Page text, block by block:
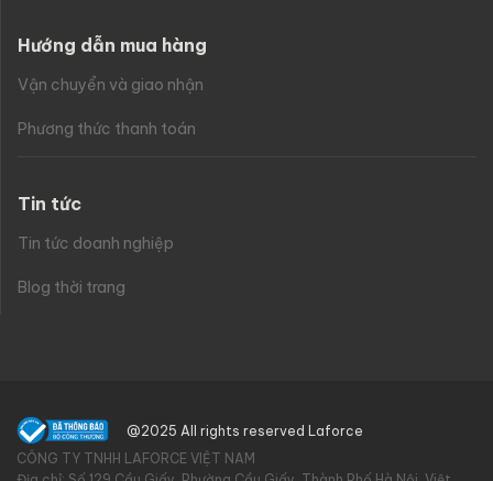
Hướng dẫn mua hàng
Vận chuyển và giao nhận
Phương thức thanh toán
Tin tức
Tin tức doanh nghiệp
Blog thời trang
@2025 All rights reserved Laforce
CÔNG TY TNHH LAFORCE VIỆT NAM